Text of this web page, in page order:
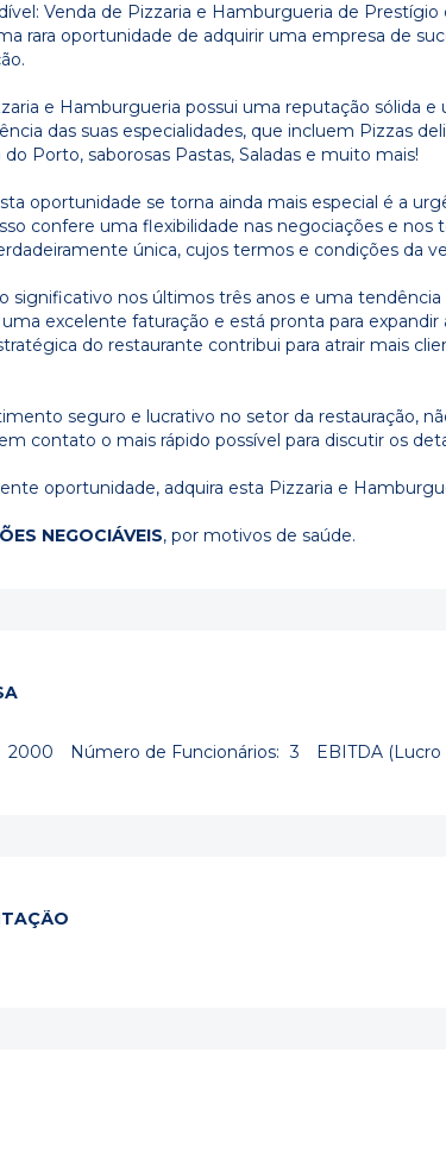
Venda de Pizzaria e Hamburgueria de Prestígio
rara oportunidade de adquirir uma empresa de
e Hamburgueria possui uma reputação sólida e
das suas especialidades, que incluem Pizzas
do Porto, saborosas Pastas, Saladas e muito mais!
oportunidade se torna ainda mais especial é a
confere uma flexibilidade nas negociações e nos
única, cujos termos e condições da
significativo nos últimos três anos e uma
excelente faturação e está pronta para expandir
do restaurante contribui para atrair mais
seguro e lucrativo no setor da restauração,
contato o mais rápido possível para discutir os
oportunidade, adquira esta Pizzaria e
NEGOCIÁVEIS, por motivos de saúde.
2000 Número de Funcionários: 3 EBITDA (Lucro